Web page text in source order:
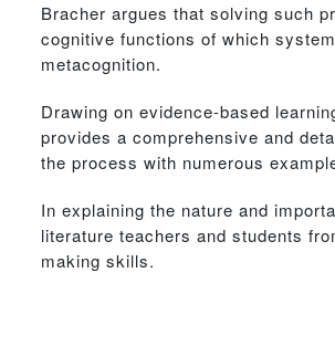
Bracher argues that solving such
cognitive functions of which
metacognition.
Drawing on evidence-based
provides a comprehensive and
the process with numerous
In explaining the nature and
literature teachers and students
making skills.